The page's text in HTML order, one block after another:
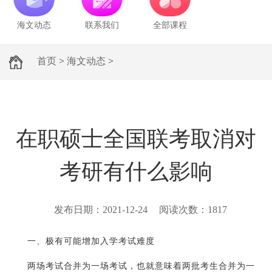
海文动态 联系我们 全部课程
首页 > 海文动态 >
在职硕士全国联考取消对
考研有什么影响
发布日期： 2021-12-24 阅读次数： 1817
一、极有可能增加入学考试难度
两场考试合并为一场考试，也就意味着两批考生合并为一